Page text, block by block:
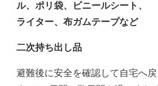
ル、ポリ袋、ビニールシート、
ライター、布ガムテープなど
二次持ち出し品
避難後に安全を確認して自宅へ